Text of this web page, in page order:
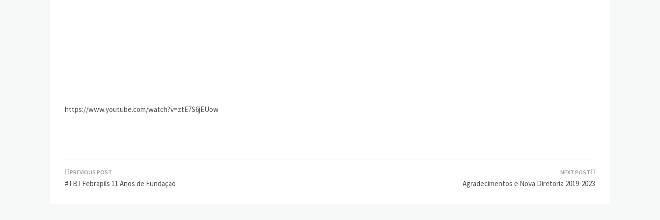
https://www.youtube.com/watch?v=ztE7S6jEUow
Navegação
de
#TBTFebrapils 11 Anos de Fundação Agradecimentos e Nova Diretoria 2019-2023